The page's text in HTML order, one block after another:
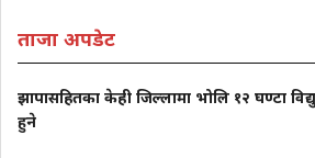
ताजा अपडेट
झापासहितका केही जिल्लामा भोलि १२ घण्टा
हुने